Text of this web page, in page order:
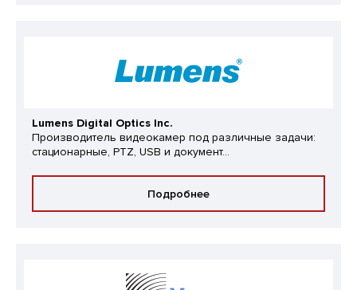
Lumens Digital Optics Inc.
Производитель видеокамер под различные задачи:
стационарные, PTZ, USB и документ...
Подробнее